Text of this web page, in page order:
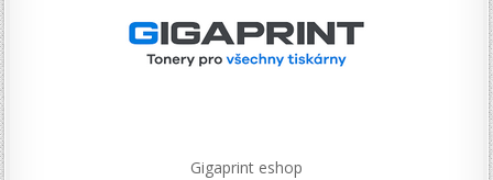
Gigaprint eshop